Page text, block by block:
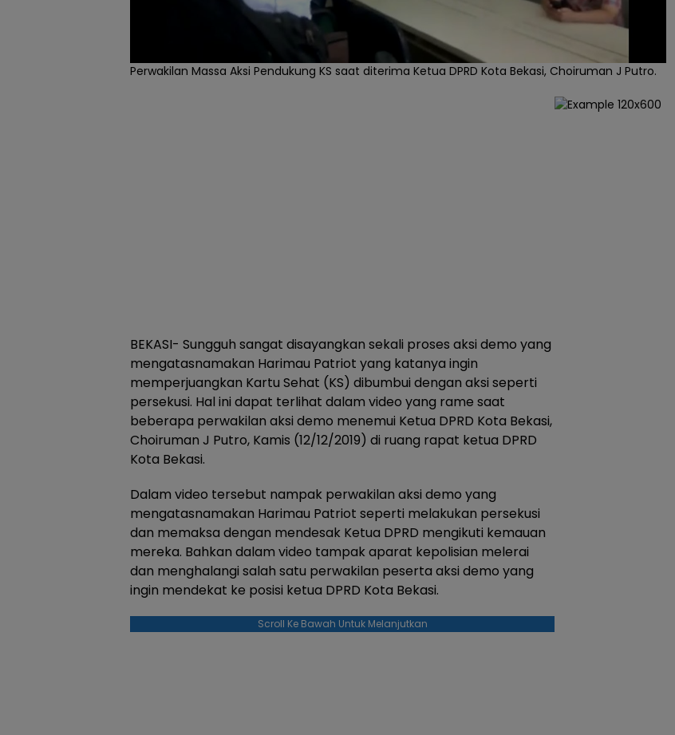
Perwakilan Massa Aksi Pendukung KS saat diterima Ketua DPRD Kota Bekasi, Choiruman J Putro.
BEKASI- Sungguh sangat disayangkan sekali proses aksi demo yang
mengatasnamakan Harimau Patriot yang katanya ingin
memperjuangkan Kartu Sehat (KS) dibumbui dengan aksi seperti
persekusi. Hal ini dapat terlihat dalam video yang rame saat
beberapa perwakilan aksi demo menemui Ketua DPRD Kota Bekasi,
Choiruman J Putro, Kamis (12/12/2019) di ruang rapat ketua DPRD
Kota Bekasi.
Dalam video tersebut nampak perwakilan aksi demo yang
mengatasnamakan Harimau Patriot seperti melakukan persekusi
dan memaksa dengan mendesak Ketua DPRD mengikuti kemauan
mereka. Bahkan dalam video tampak aparat kepolisian melerai
dan menghalangi salah satu perwakilan peserta aksi demo yang
ingin mendekat ke posisi ketua DPRD Kota Bekasi.
Scroll Ke Bawah Untuk Melanjutkan